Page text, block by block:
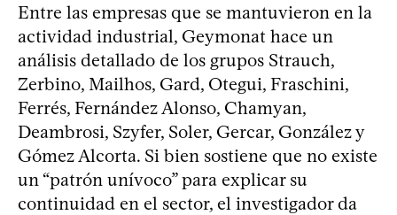
Entre las empresas que se mantuvieron en la
actividad industrial, Geymonat hace un
análisis detallado de los grupos Strauch,
Zerbino, Mailhos, Gard, Otegui, Fraschini,
Ferrés, Fernández Alonso, Chamyan,
Deambrosi, Szyfer, Soler, Gercar, González y
Gómez Alcorta. Si bien sostiene que no existe
un “patrón unívoco” para explicar su
continuidad en el sector, el investigador da